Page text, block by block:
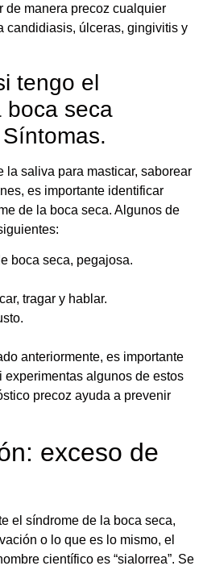
de manera precoz cualquier
candidiasis, úlceras, gingivitis y
tengo el
boca seca
la saliva para masticar, saborear
es importante identificar
de la boca seca. Algunos de
boca seca, pegajosa.
tragar y hablar.
anteriormente, es importante
experimentas algunos de estos
precoz ayuda a prevenir
exceso de
el síndrome de la boca seca,
o lo que es lo mismo, el
científico es “sialorrea”. Se